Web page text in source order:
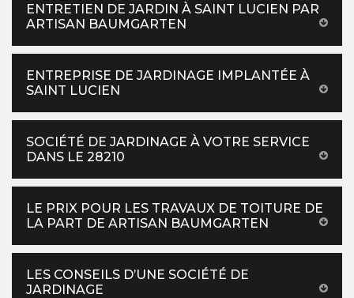
ENTRETIEN DE JARDIN À SAINT LUCIEN PAR
ARTISAN BAUMGARTEN
ENTREPRISE DE JARDINAGE IMPLANTÉE À
SAINT LUCIEN
SOCIÉTÉ DE JARDINAGE À VOTRE SERVICE
DANS LE 28210
LE PRIX POUR LES TRAVAUX DE TOITURE DE
LA PART DE ARTISAN BAUMGARTEN
LES CONSEILS D’UNE SOCIÉTÉ DE
JARDINAGE